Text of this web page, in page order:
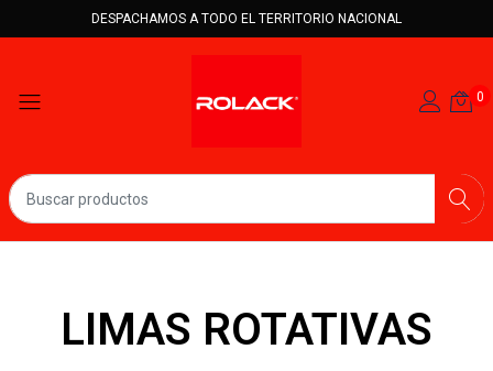
DESPACHAMOS A TODO EL TERRITORIO NACIONAL
0
LIMAS ROTATIVAS